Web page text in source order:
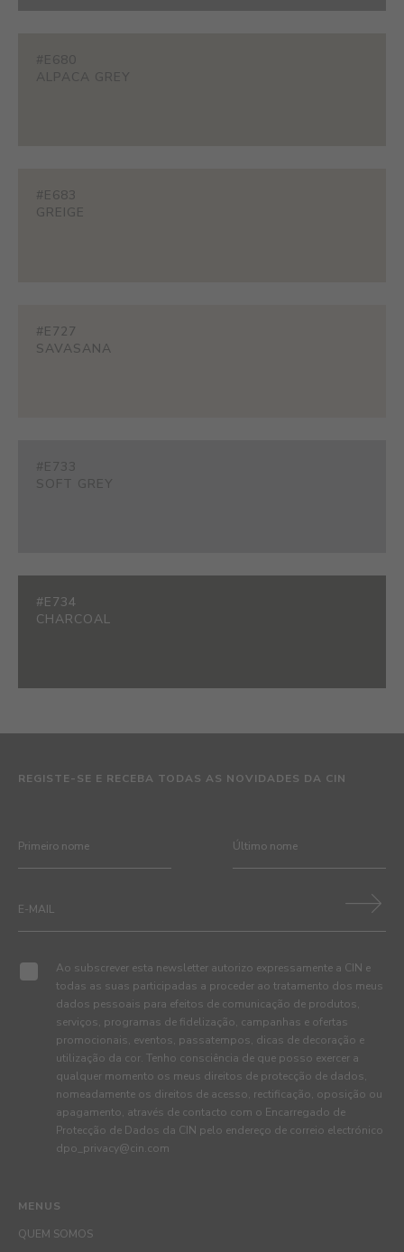
#E680
ALPACA GREY
#E683
GREIGE
#E727
SAVASANA
#E733
SOFT GREY
#E734
CHARCOAL
MENUS
QUEM SOMOS
REGISTE-SE E RECEBA TODAS AS NOVIDADES DA CIN
Ao subscrever esta newsletter autorizo expressamente a CIN e
todas as suas participadas a proceder ao tratamento dos meus
dados pessoais para efeitos de comunicação de produtos,
serviços, programas de fidelização, campanhas e ofertas
promocionais, eventos, passatempos, dicas de decoração e
utilização da cor. Tenho consciência de que posso exercer a
qualquer momento os meus direitos de protecção de dados,
nomeadamente os direitos de acesso, rectificação, oposição ou
apagamento, através de contacto com o Encarregado de
Protecção de Dados da CIN pelo endereço de correio electrónico
dpo_privacy@cin.com